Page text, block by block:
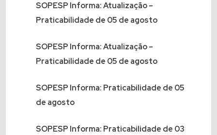
SOPESP Informa: Atualização –
Praticabilidade de 05 de agosto
SOPESP Informa: Atualização –
Praticabilidade de 05 de agosto
SOPESP Informa: Praticabilidade de 05
de agosto
SOPESP Informa: Praticabilidade de 03